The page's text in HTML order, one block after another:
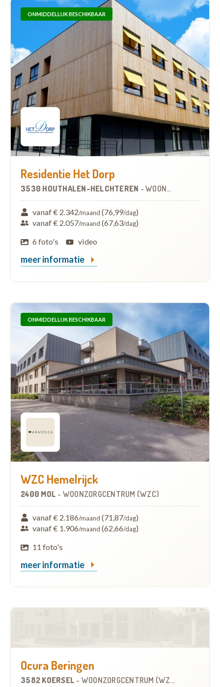
ONMIDDELLIJK BESCHIKBAAR
Residentie Het Dorp
3530 HOUTHALEN-HELCHTEREN - WOONZORGCENTRUM (WZC)
vanaf € 2.342/maand (76,99/dag)
vanaf € 2.057/maand (67,63/dag)
6 foto's
video
meer informatie
ONMIDDELLIJK BESCHIKBAAR
WZC Hemelrijck
2400 MOL - WOONZORGCENTRUM (WZC)
vanaf € 2.186/maand (71,87/dag)
vanaf € 1.906/maand (62,66/dag)
11 foto's
meer informatie
Ocura Beringen
3582 KOERSEL - WOONZORGCENTRUM (WZC)